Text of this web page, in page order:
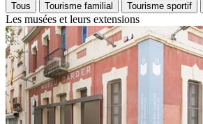
Tous Tourisme familial Tourisme sportif
Les musées et leurs extensions